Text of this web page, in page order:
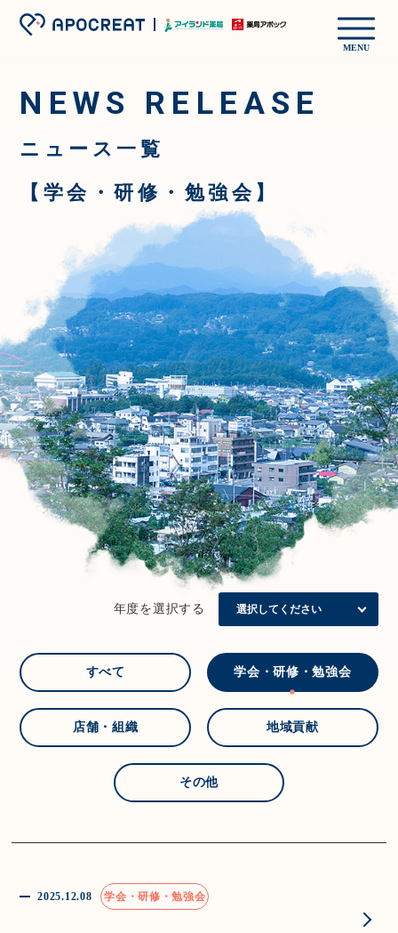
MENU
NEWS RELEASE
ニュース一覧
【学会・研修・勉強会】
年度を選択する
すべて 学会・研修・勉強会
店舗・組織 地域貢献
その他
2025.12.08 学会・研修・勉強会